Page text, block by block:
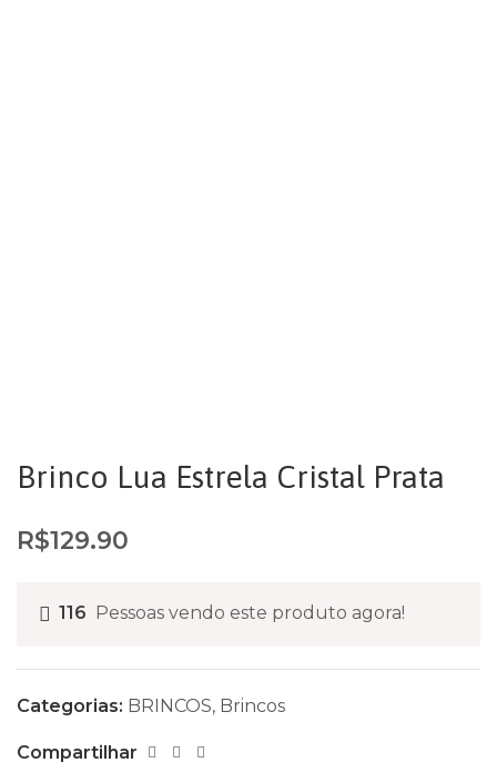
Brinco Lua Estrela Cristal Prata
R$129.90
116 Pessoas vendo este produto agora!
Categorias: BRINCOS, Brincos
Compartilhar